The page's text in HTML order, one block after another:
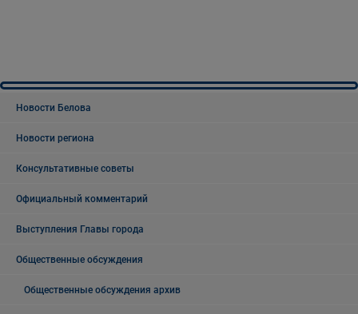
Новости Белова
Новости региона
Консультативные советы
Официальный комментарий
Выступления Главы города
Общественные обсуждения
Общественные обсуждения архив